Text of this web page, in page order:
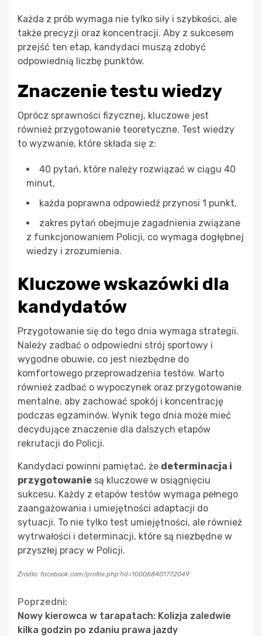
Każda z prób wymaga nie tylko siły i szybkości, ale
także precyzji oraz koncentracji. Aby z sukcesem
przejść ten etap, kandydaci muszą zdobyć
odpowiednią liczbę punktów.
Znaczenie testu wiedzy
Oprócz sprawności fizycznej, kluczowe jest
również przygotowanie teoretyczne. Test wiedzy
to wyzwanie, które składa się z:
40 pytań, które należy rozwiązać w ciągu 40
minut,
każda poprawna odpowiedź przynosi 1 punkt,
zakres pytań obejmuje zagadnienia związane
z funkcjonowaniem Policji, co wymaga dogłębnej
wiedzy i zrozumienia.
Kluczowe wskazówki dla
kandydatów
Przygotowanie się do tego dnia wymaga strategii.
Należy zadbać o odpowiedni strój sportowy i
wygodne obuwie, co jest niezbędne do
komfortowego przeprowadzenia testów. Warto
również zadbać o wypoczynek oraz przygotowanie
mentalne, aby zachować spokój i koncentrację
podczas egzaminów. Wynik tego dnia może mieć
decydujące znaczenie dla dalszych etapów
rekrutacji do Policji.
Kandydaci powinni pamiętać, że determinacja i
przygotowanie są kluczowe w osiągnięciu
sukcesu. Każdy z etapów testów wymaga pełnego
zaangażowania i umiejętności adaptacji do
sytuacji. To nie tylko test umiejętności, ale również
wytrwałości i determinacji, które są niezbędne w
przyszłej pracy w Policji.
Źródło: facebook.com/profile.php?id=100068401772049
Continue
Reading
Poprzedni:
Nowy kierowca w tarapatach: Kolizja zaledwie
kilka godzin po zdaniu prawa jazdy